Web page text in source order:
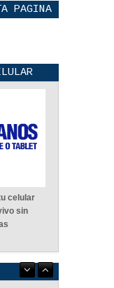
PAGINA
celular
sin